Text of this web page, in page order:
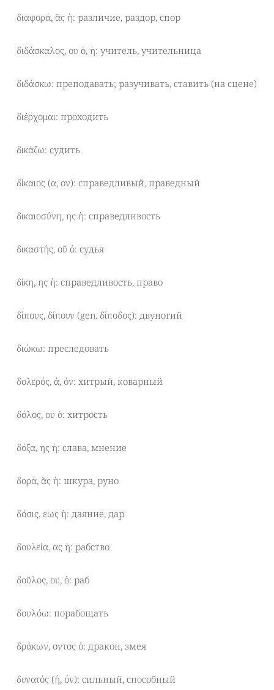
διαφορά, ᾶς ἡ: различие, раздор, спор
διδάσκαλος, ου ὁ, ἡ: учитель, учительница
διδάσκω: преподавать; разучивать, ставить (на сцене)
διέρχομαι: проходить
δικάζω: судить
δίκαιος (α, ον): справедливый, праведный
δικαιοσύνη, ης ἡ: справедливость
δικαστής, οῦ ὁ: судья
δίκη, ης ἡ: справедливость, право
δίπους, δίπουν (gen. δίποδος): двуногий
διώκω: преследовать
δολερός, ά, όν: хитрый, коварный
δόλος, ου ὁ: хитрость
δόξα, ης ἡ: слава, мнение
δορά, ᾶς ἡ: шкура, руно
δόσις, εως ἡ: даяние, дар
δουλεία, ας ἡ: рабство
δοῦλος, ου, ὁ: раб
δουλόω: порабощать
δράκων, οντος ὁ: дракон, змея
δυνατός (ή, όν): сильный, способный